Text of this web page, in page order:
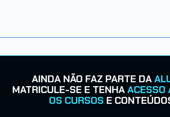
AINDA NÃO FAZ PARTE DA
MATRICULE-SE E TENHAACESSO
OS CURSOS E